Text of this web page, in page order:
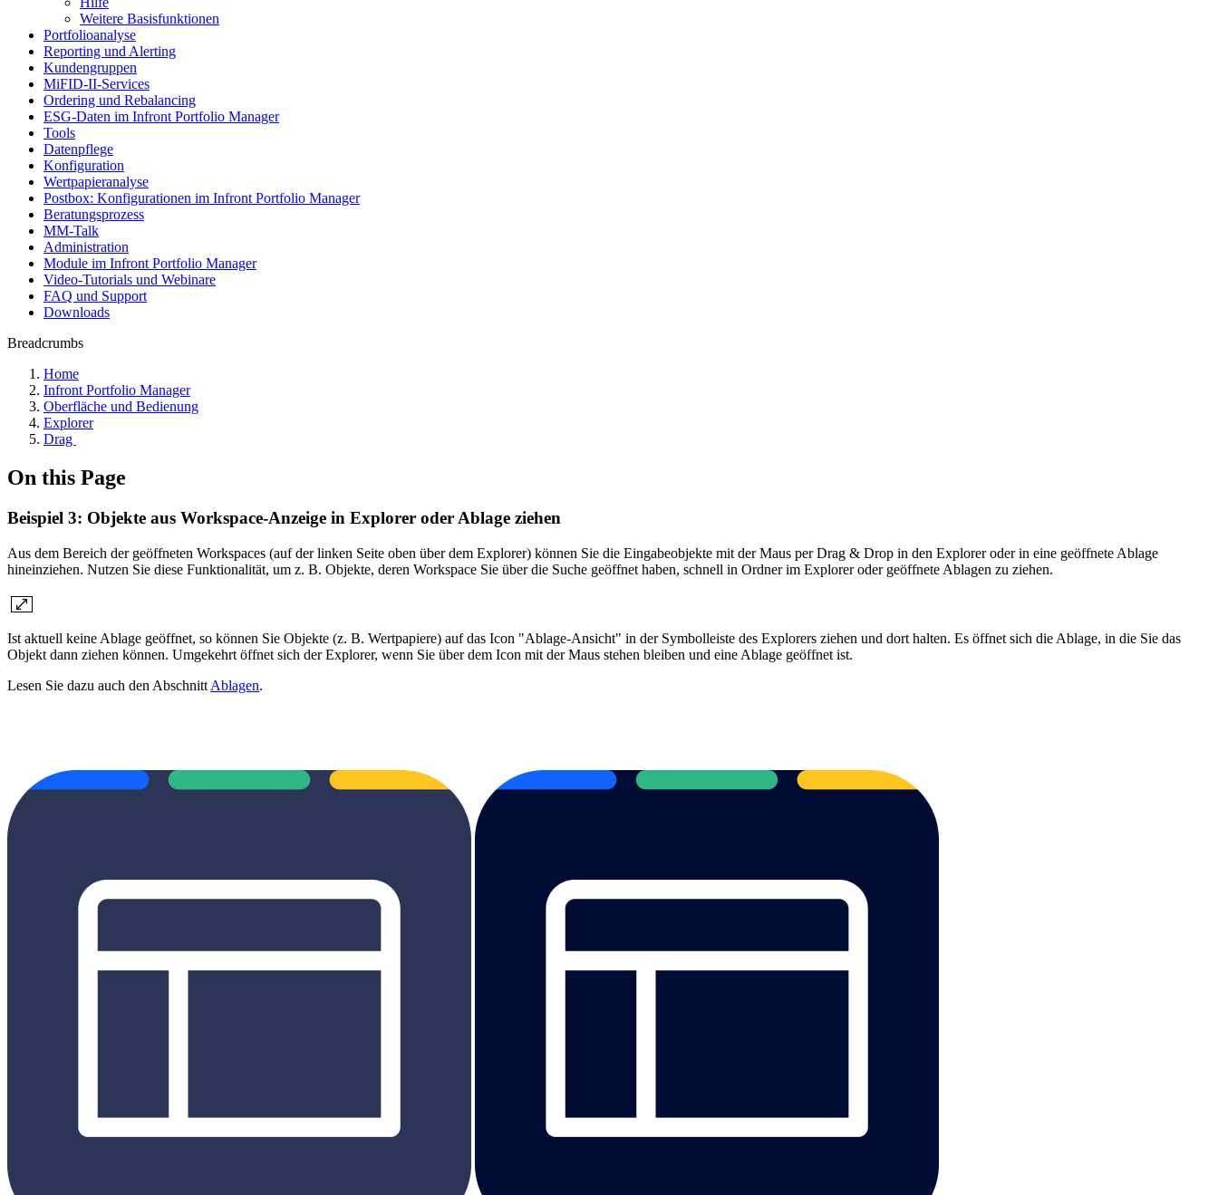
Weitere Basisfunktionen
Portfolioanalyse
Reporting und Alerting
Kundengruppen
MiFID-II-Services
Ordering und Rebalancing
ESG-Daten im Infront Portfolio Manager
Tools
Datenpflege
Konfiguration
Wertpapieranalyse
Postbox: Konfigurationen im Infront Portfolio Manager
Beratungsprozess
MM-Talk
Administration
Module im Infront Portfolio Manager
Video-Tutorials und Webinare
FAQ und Support
Downloads
Breadcrumbs
Home
Infront Portfolio Manager
Oberfläche und Bedienung
Explorer
Drag
On this Page
Beispiel 3: Objekte aus Workspace-Anzeige in Explorer oder Ablage ziehen
Aus dem Bereich der geöffneten Workspaces (auf der linken Seite oben über dem Explorer) können Sie die Eingabeobjekte mit der Maus per Drag & Drop in den Explorer oder in eine geöffnete Ablage
hineinziehen. Nutzen Sie diese Funktionalität, um z. B. Objekte, deren Workspace Sie über die Suche geöffnet haben, schnell in Ordner im Explorer oder geöffnete Ablagen zu ziehen.
Ist aktuell keine Ablage geöffnet, so können Sie Objekte (z. B. Wertpapiere) auf das Icon "Ablage-Ansicht" in der Symbolleiste des Explorers ziehen und dort halten. Es öffnet sich die Ablage, in die Sie das
Objekt dann ziehen können. Umgekehrt öffnet sich der Explorer, wenn Sie über dem Icon mit der Maus stehen bleiben und eine Ablage geöffnet ist.
Lesen Sie dazu auch den Abschnitt Ablagen.